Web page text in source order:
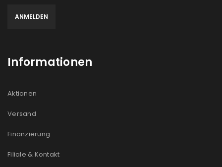
Informationen
Aktionen
Versand
Finanzierung
Filiale & Kontakt